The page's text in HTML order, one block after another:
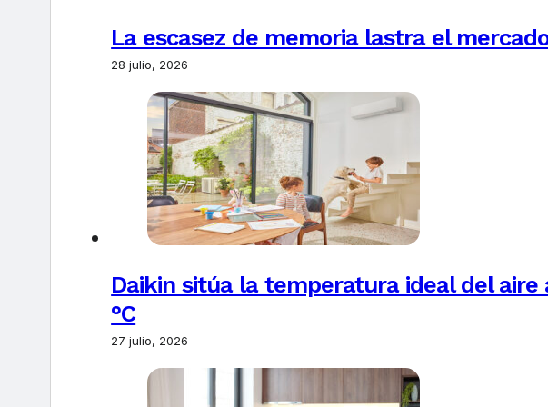
La escasez de memoria lastra el
28 julio, 2026
Daikin sitúa la temperatura ideal del
°C
27 julio, 2026